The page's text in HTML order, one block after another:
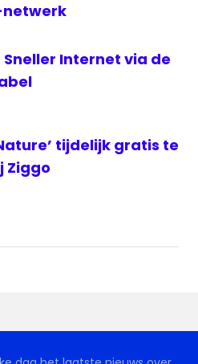
Sneller Internet via de
tijdelijk gratis te
Ziggo